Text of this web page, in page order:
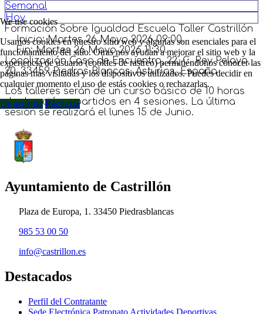
Semanal
Hoy
Formación Sobre Igualdad Escuela Taller Castrillón
Inicio:Martes 26 Mayo 2026 09:00.
Fin:Martes 26 Mayo 2026 11:30.
LocalizaciónCasa de Encuentro, 22, C. Rey Pelayo,
20, 33459 Piedras Blancas, Asturias, España
Los talleres serán de un curso básico de 10 horas
de duración repartidos en 4 sesiones. La última
sesión se realizará el lunes 15 de Junio.
Ayuntamiento de Castrillón
Plaza de Europa, 1. 33450 Piedrasblancas
985 53 00 50
info@castrillon.es
Destacados
Perfil del Contratante
We use cookies
Usamos cookies en nuestro sitio web y algunas son esenciales para el
funcionamiento del sitio. Otras nos ayudan a mejorar el sitio web y la
experiencia de usuario (cookies de rastreo) permitiéndonos conocer las
páginas más visitadas y los dispositivos utilizados. Puedes decidir en
cualquier momento el uso de estás cookies o rechazarlas.
De acuerdo Rechazar